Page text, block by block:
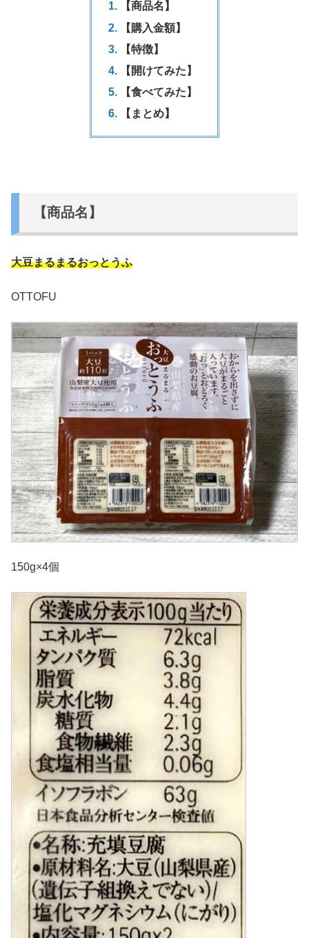
【商品名】
【購入金額】
【特徴】
【開けてみた】
【食べてみた】
【まとめ】
【商品名】
大豆まるまるおっとうふ
OTTOFU
150g×4個